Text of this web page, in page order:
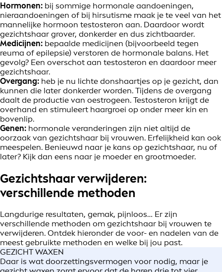
Hormonen: bij sommige hormonale aandoeningen,
nieraandoeningen of bij hirsutisme maak je te veel van het
mannelijke hormoon testosteron aan. Daardoor wordt
gezichtshaar grover, donkerder en dus zichtbaarder.
Medicijnen: bepaalde medicijnen (bijvoorbeeld tegen
reuma of epilepsie) verstoren de hormonale balans. Het
gevolg? Een overschot aan testosteron en daardoor meer
gezichtshaar.
Overgang: heb je nu lichte donshaartjes op je gezicht, dan
kunnen die later donkerder worden. Tijdens de overgang
daalt de productie van oestrogeen. Testosteron krijgt de
overhand en stimuleert haargroei op onder meer kin en
bovenlip.
Genen: hormonale veranderingen zijn niet altijd de
oorzaak van gezichtshaar bij vrouwen. Erfelijkheid kan ook
meespelen. Benieuwd naar je kans op gezichtshaar, nu of
later? Kijk dan eens naar je moeder en grootmoeder.
Gezichtshaar verwijderen:
verschillende methoden
Langdurige resultaten, gemak, pijnloos… Er zijn
verschillende methoden om gezichtshaar bij vrouwen te
verwijderen. Ontdek hieronder de voor- en nadelen van de
meest gebruikte methoden en welke bij jou past.
GEZICHT WAXEN
Daar is wat doorzettingsvermogen voor nodig, maar je